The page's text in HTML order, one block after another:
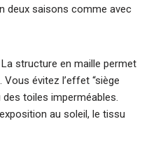
deux saisons comme avec
La structure en maille permet
évitez l’effet “siège
toiles imperméables.
au soleil, le tissu